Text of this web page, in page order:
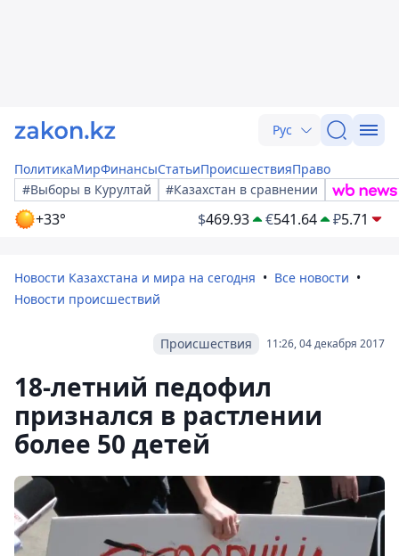
Рус
ПолитикаМирФинансыСтатьиПроисшествияПраво
#Выборы в Курултай
#Казахстан в сравнении
+33° $469.93 €541.64 ₽5.71
Новости Казахстана и мира на сегодня
Все новости
Новости происшествий
11:26, 04 декабря 2017
Происшествия
18-летний педофил
признался в растлении
более 50 детей